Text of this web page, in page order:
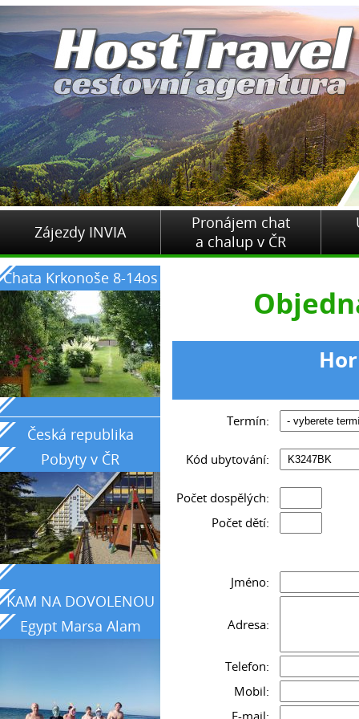
Zájezdy INVIA
Pronájem chat
a chalup v ČR
Chata Krkonoše 8-14os
_____________________________________________
Česká republika
Pobyty v ČR
KAM NA DOVOLENOU
Egypt Marsa Alam
Termín:
Kód ubytování:
Počet dospělých:
Počet dětí:
Jméno:
Adresa:
Telefon:
Mobil:
E-mail: